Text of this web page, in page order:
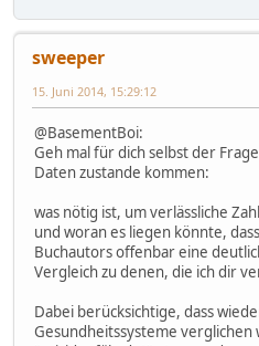
sweeper
15. Juni 2014, 15:29:12
@BasementBoi:
Geh mal für dich selbst der
Daten zustande kommen:
was nötig ist, um verlässliche
und woran es liegen könnte,
Buchautors offenbar eine
Vergleich zu denen, die ich dir
Dabei berücksichtige, dass
Gesundheitssysteme